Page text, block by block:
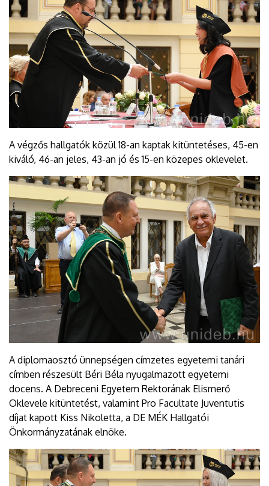
A végzős hallgatók közül 18-an kaptak kitüntetéses, 45-en
kiváló, 46-an jeles, 43-an jó és 15-en közepes oklevelet.
A diplomaosztó ünnepségen címzetes egyetemi tanári
címben részesült Béri Béla nyugalmazott egyetemi
docens. A Debreceni Egyetem Rektorának Elismerő
Oklevele kitüntetést, valamint Pro Facultate Juventutis
díjat kapott Kiss Nikoletta, a DE MÉK Hallgatói
Önkormányzatának elnöke.